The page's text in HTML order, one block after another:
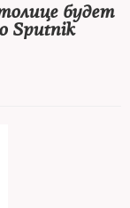
будет
Sputnik